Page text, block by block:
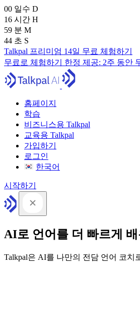
00 일수 D
16 시간 H
59 분 M
43 초 S
Talkpal 프리미엄 14일 무료 체험하기
무료로 체험하기 한정 제공: 2주 동안
홈페이지
학습
비즈니스용 Talkpal
교육용 Talkpal
가입하기
로그인
한국어
시작하기
AI로 언어를 더 빠르게
Talkpal은 AI를 나만의 전담 언어 코치